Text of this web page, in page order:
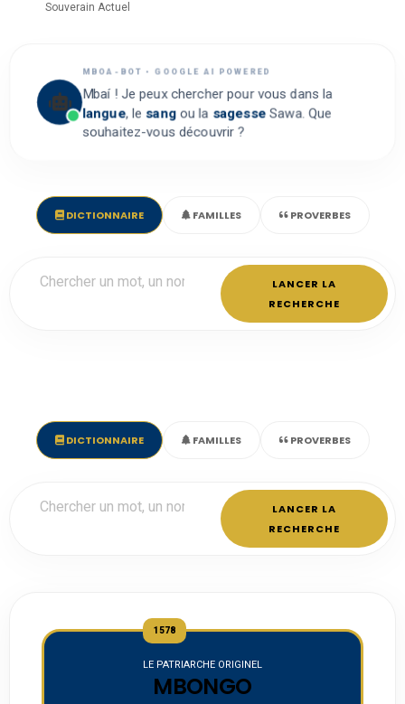
Souverain Actuel
MBOA-BOT • GOOGLE AI POWERED
Mbaí ! Je peux chercher pour vous dans la
langue, le sangou la sagesse Sawa. Que
souhaitez-vous découvrir ?
DICTIONNAIRE FAMILLES PROVERBES
LANCER LA
RECHERCHE
DICTIONNAIRE FAMILLES PROVERBES
LANCER LA
RECHERCHE
1578
LE PATRIARCHE ORIGINEL
MBONGO